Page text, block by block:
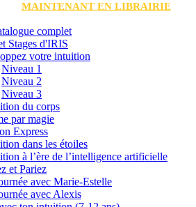
MAINTENANT EN LIBRAIRIE
complet
Stages d'IRIS
votre intuition
Niveau 1
Niveau 2
Niveau 3
du corps
par magie
Express
dans les étoiles
à l’ère de l’intelligence artificielle
et Pariez
avec Marie-Estelle
avec Alexis